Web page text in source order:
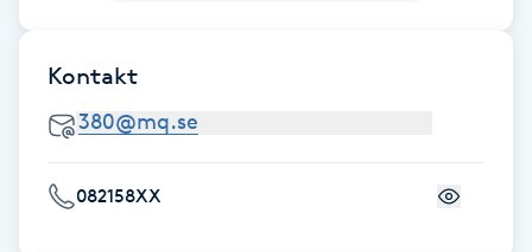
Fettreducering
Fibromassage
Fillers
Kontakt
082158XX